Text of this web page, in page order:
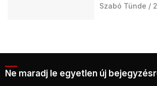
Szabó Tünde
Ne maradj le egyetlen új